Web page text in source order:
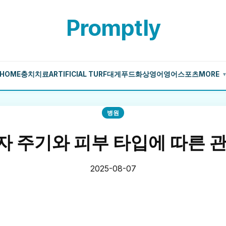
Promptly
충치치료ARTIFICIAL TURF대게 푸드화상영어 영어 스포츠MORE ▼
병원
주기와 피부 타입에 따른
2025-08-07